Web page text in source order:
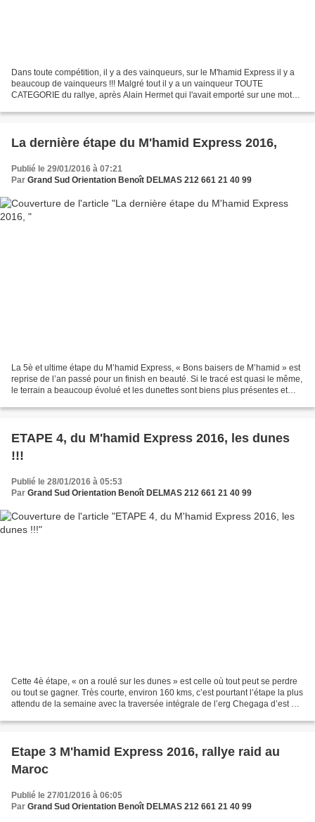
Dans toute compétition, il y a des vainqueurs, sur le M'hamid Express il y a
beaucoup de vainqueurs !!! Malgré tout il y a un vainqueur TOUTE
CATEGORIE du rallye, après Alain Hermet qui l'avait emporté sur une moto
La dernière étape du M'hamid Express 2016,
Publié le 29/01/2016 à 07:21
Par Grand Sud Orientation Benoît DELMAS 212 661 21 40 99
La 5è et ultime étape du M’hamid Express, « Bons baisers de M’hamid » est
reprise de l’an passé pour un finish en beauté. Si le tracé est quasi le même,
le terrain a beaucoup évolué et les dunettes sont biens plus présentes et
ETAPE 4, du M'hamid Express 2016, les dunes
!!!
Publié le 28/01/2016 à 05:53
Par Grand Sud Orientation Benoît DELMAS 212 661 21 40 99
Cette 4è étape, « on a roulé sur les dunes » est celle où tout peut se perdre
ou tout se gagner. Très courte, environ 160 kms, c’est pourtant l’étape la plus
attendu de la semaine avec la traversée intégrale de l’erg Chegaga d’est en
Etape 3 M'hamid Express 2016, rallye raid au
Maroc
Publié le 27/01/2016 à 06:05
Par Grand Sud Orientation Benoît DELMAS 212 661 21 40 99